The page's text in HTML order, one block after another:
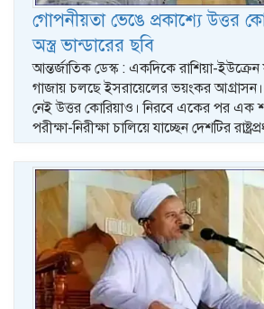
গোপনীয়তা ভেঙে প্রকাশ্যে উত্তর
অস্ত্র ভান্ডারের ছবি
আন্তর্জাতিক ডেস্ক : একদিকে রাশিয়া-ইউক্রেন
গাজায় চলছে ইসরায়েলের ভয়ংকর
নেই উত্তর কোরিয়াও। নিরবে একের পর এক
পরীক্ষা-নিরীক্ষা চালিয়ে যাচ্ছেন দেশটির